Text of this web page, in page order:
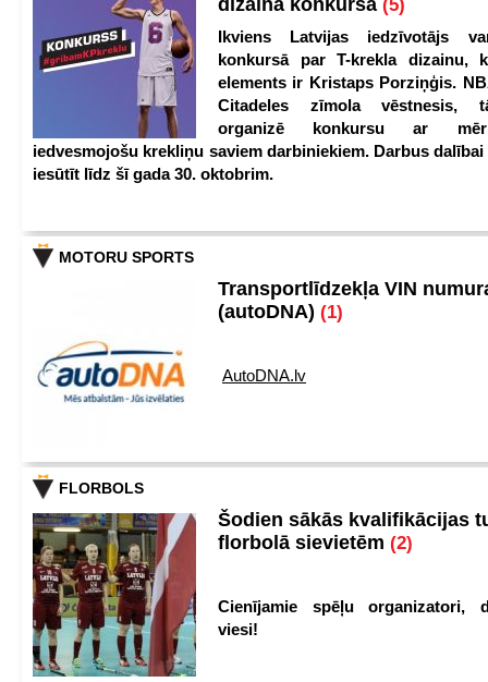
dizaina konkursā (5)
Ikviens Latvijas iedzīvotājs
konkursā par T-krekla dizainu,
elements ir Kristaps Porziņģis.
Citadeles zīmola vēstnesis,
organizē konkursu ar
iedvesmojošu krekliņu saviem darbiniekiem. Darbus
iesūtīt līdz šī gada 30. oktobrim.
MOTORU SPORTS
Transportlīdzekļa VIN
(autoDNA) (1)
AutoDNA.lv
FLORBOLS
Šodien sākās kvalifikācijas
florbolā sievietēm (2)
Cienījamie spēļu organizatori,
viesi!